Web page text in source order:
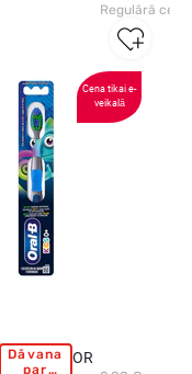
Cena tikai e-
veikalā
Dāvana
par
OR
Regulārā cena